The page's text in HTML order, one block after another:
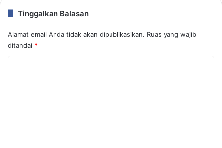
Tinggalkan Balasan
Alamat email Anda tidak akan dipublikasikan. Ruas yang wajib
ditandai *